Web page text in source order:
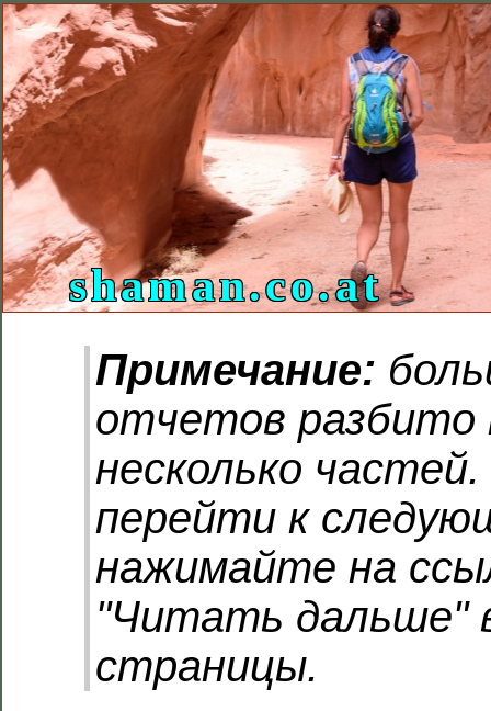
shaman.co.at
Примечание:
отчетов разбито
несколько
перейти к
нажимайте на
"Читать дальше"
страницы.